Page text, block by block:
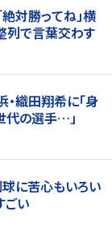
絶対勝ってね」横
列で言葉交わす
・織田翔希に「身
代の選手…」
球に苦心もいろい
ごい